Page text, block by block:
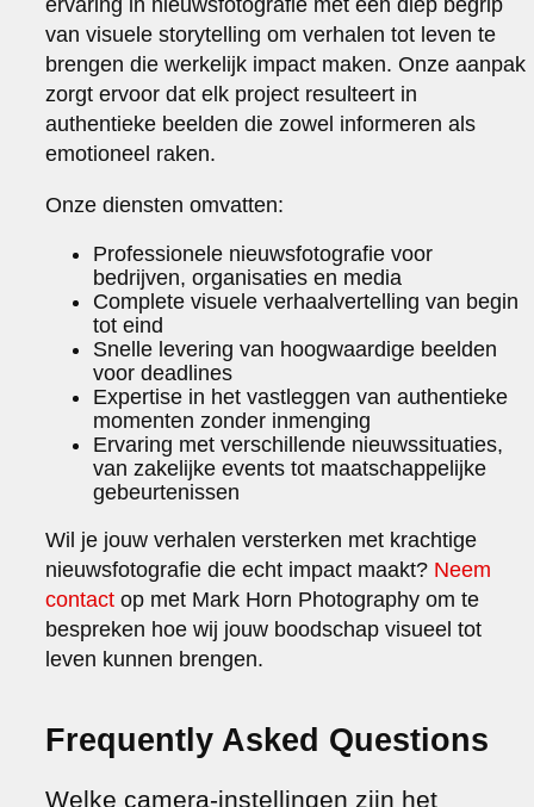
van visuele storytelling om verhalen tot leven te
brengen die werkelijk impact maken. Onze aanpak
zorgt ervoor dat elk project resulteert in
authentieke beelden die zowel informeren als
emotioneel raken.
Onze diensten omvatten:
Professionele nieuwsfotografie voor
bedrijven, organisaties en media
Complete visuele verhaalvertelling van begin
tot eind
Snelle levering van hoogwaardige beelden
voor deadlines
Expertise in het vastleggen van authentieke
momenten zonder inmenging
Ervaring met verschillende nieuwssituaties,
van zakelijke events tot maatschappelijke
gebeurtenissen
Wil je jouw verhalen versterken met krachtige
nieuwsfotografie die echt impact maakt? Neem
contact op met Mark Horn Photography om te
bespreken hoe wij jouw boodschap visueel tot
leven kunnen brengen.
Frequently Asked Questions
Welke camera-instellingen zijn het